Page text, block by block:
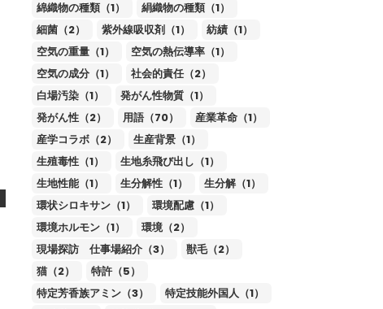
綿織物の種類（1）
絹織物の種類（1）
細菌（2）
紫外線吸収剤（1）
紡績（1）
空気の重量（1）
空気の熱伝導率（1）
空気の成分（1）
社会的責任（2）
白場汚染（1）
発がん性物質（1）
発がん性（2）
用語（70）
産業革命（1）
産学コラボ（2）
生産背景（1）
生殖毒性（1）
生地糸飛び出し（1）
生地性能（1）
生分解性（1）
生分解（1）
環状シロキサン（1）
環境配慮（1）
環境ホルモン（1）
環境（2）
現場探訪 仕事場紹介（3）
獣毛（2）
猫（2）
特許（5）
特定芳香族アミン（3）
特定技能外国人（1）